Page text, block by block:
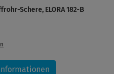
Schere, ELORA 182-B